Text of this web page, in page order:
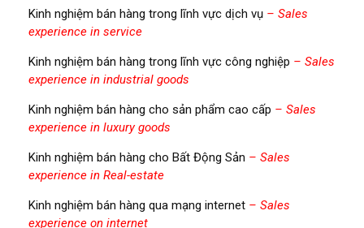
Kinh nghiệm bán hàng trong lĩnh vực dịch vụ – Sales
experience in service
Kinh nghiệm bán hàng trong lĩnh vực công nghiệp – Sales
experience in industrial goods
Kinh nghiệm bán hàng cho sản phẩm cao cấp – Sales
experience in luxury goods
Kinh nghiệm bán hàng cho Bất Động Sản – Sales
experience in Real-estate
Kinh nghiệm bán hàng qua mạng internet – Sales
experience on internet